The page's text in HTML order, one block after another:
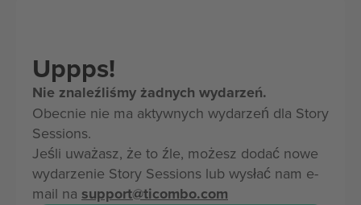
Uppps!
Nie znaleźliśmy żadnych wydarzeń.
Obecnie nie ma aktywnych wydarzeń dla Story
Sessions.
Jeśli uważasz, że to źle, możesz dodać nowe
wydarzenie Story Sessions lub wysłać nam e-
mail na support@ticombo.com